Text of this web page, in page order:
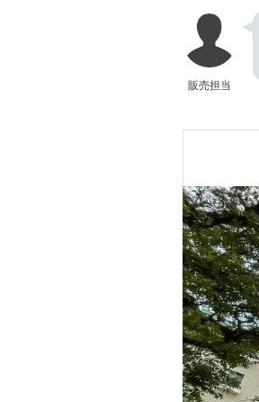
販売担当